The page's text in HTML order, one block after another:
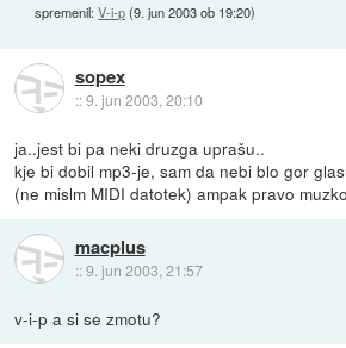
spremenil:V-i-p(9. jun 2003 ob 19:20)
sopex
::9. jun 2003, 20:10
ja..jest bi pa neki druzga uprašu..
kje bi dobil mp3-je, sam da nebi blo gor
(ne mislm MIDI datotek) ampak pravo
macplus
::9. jun 2003, 21:57
v-i-p a si se zmotu?